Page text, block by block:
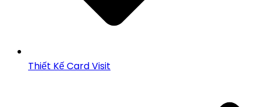
Thiết Kế Card Visit